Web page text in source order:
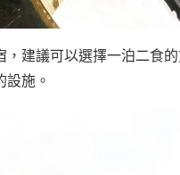
，建議可以選擇一泊二食
設施。